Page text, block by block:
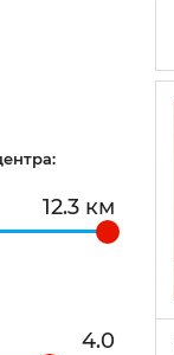
12.3 км
4.0